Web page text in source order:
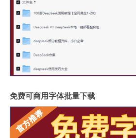
免费可商用字体批量下载